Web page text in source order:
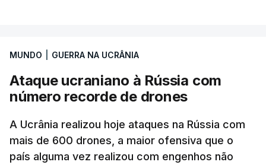
MUNDO GUERRA NA UCRÂNIA
Ataque ucraniano à Rússia com
número recorde de drones
A Ucrânia realizou hoje ataques na Rússia com
mais de 600 drones, a maior ofensiva que o
país alguma vez realizou com engenhos não